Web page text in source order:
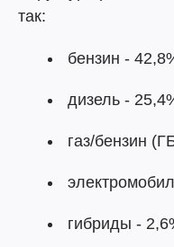
так:
бензин -
дизель -
газ/бензин
гибриды -